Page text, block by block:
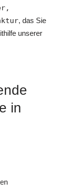
, das Sie
unserer
in